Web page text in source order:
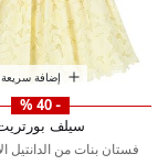
إضافة سريعة
- 40 %
سيلف
فستان بنات من الدانتيل